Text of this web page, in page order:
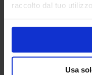
raccolto dal tuo
Usa